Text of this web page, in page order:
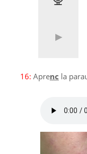
16: Aprenc la